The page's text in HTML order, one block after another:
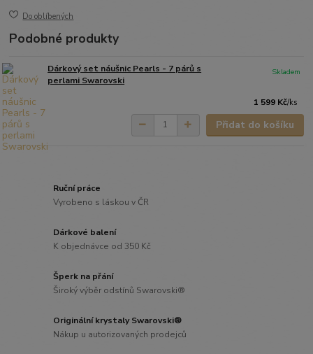
Do oblíbených
Podobné produkty
Dárkový set náušnic Pearls - 7 párů s
perlami Swarovski
1 599 Kč/ks
Skladem
Přidat do košíku
Ruční práce
Vyrobeno s láskou v ČR
Dárkové balení
K objednávce od 350 Kč
Šperk na přání
Široký výběr odstínů Swarovski®
Originální krystaly Swarovski®
Nákup u autorizovaných prodejců